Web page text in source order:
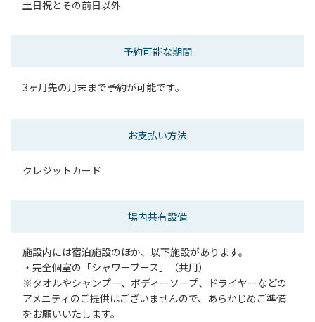
土日祝とその前日以外
予約可能な期間
3ヶ月先の月末まで予約が可能です。
お支払い方法
クレジットカード
場内共有設備
施設内には宿泊施設のほか、以下施設があります。
・完全個室の「シャワーブース」（共用）
※タオルやシャンプー、ボディーソープ、ドライヤーなどの
アメニティのご提供はございませんので、あらかじめご準備
をお願いいたします。